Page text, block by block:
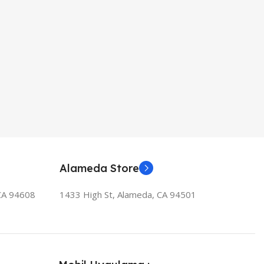
94608
Alameda Store
1433 High St, Alameda, CA 94501